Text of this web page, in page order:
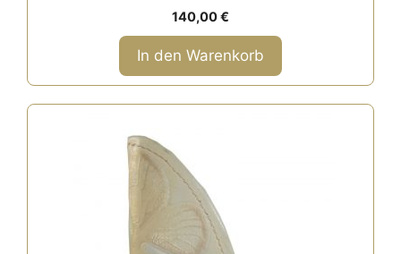
0
o
5
140,00€
In den Warenkorb